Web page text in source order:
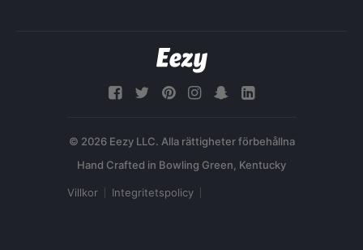
© 2026 Eezy LLC. Alla rättigheter förbehållna
Villkor Integritetspolicy